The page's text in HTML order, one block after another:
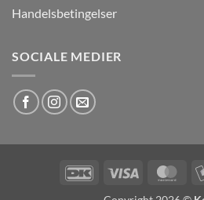
Handelsbetingelser
SOCIALE MEDIER
DanKortVisa